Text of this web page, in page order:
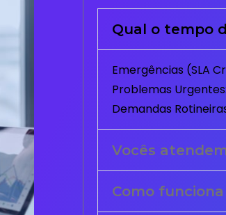
Qual o tempo
Emergências (SLA
Problemas
Demandas
Vocês
Como